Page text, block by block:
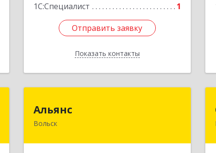
1С:Специалист
1
Отправить заявку
Показать контакты
Отправить заявку
Назад
Альянс
Вольск412900, Саратовская обл, Вольск г,